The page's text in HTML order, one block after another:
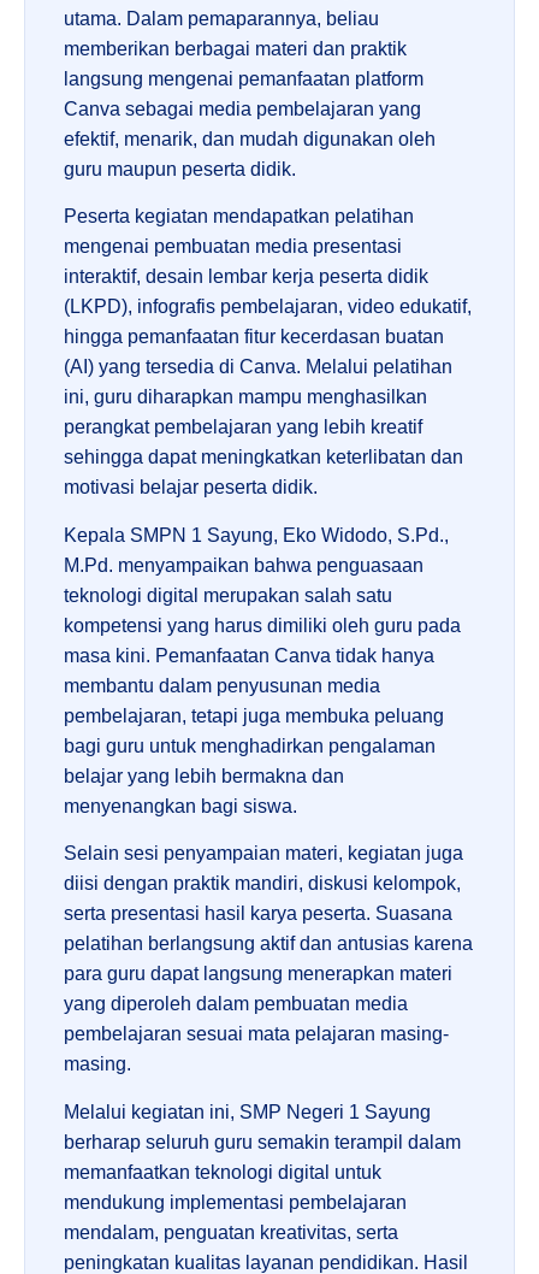
utama. Dalam pemaparannya, beliau
memberikan berbagai materi dan praktik
langsung mengenai pemanfaatan platform
Canva sebagai media pembelajaran yang
efektif, menarik, dan mudah digunakan oleh
guru maupun peserta didik.
Peserta kegiatan mendapatkan pelatihan
mengenai pembuatan media presentasi
interaktif, desain lembar kerja peserta didik
(LKPD), infografis pembelajaran, video edukatif,
hingga pemanfaatan fitur kecerdasan buatan
(AI) yang tersedia di Canva. Melalui pelatihan
ini, guru diharapkan mampu menghasilkan
perangkat pembelajaran yang lebih kreatif
sehingga dapat meningkatkan keterlibatan dan
motivasi belajar peserta didik.
Kepala SMPN 1 Sayung, Eko Widodo, S.Pd.,
M.Pd. menyampaikan bahwa penguasaan
teknologi digital merupakan salah satu
kompetensi yang harus dimiliki oleh guru pada
masa kini. Pemanfaatan Canva tidak hanya
membantu dalam penyusunan media
pembelajaran, tetapi juga membuka peluang
bagi guru untuk menghadirkan pengalaman
belajar yang lebih bermakna dan
menyenangkan bagi siswa.
Selain sesi penyampaian materi, kegiatan juga
diisi dengan praktik mandiri, diskusi kelompok,
serta presentasi hasil karya peserta. Suasana
pelatihan berlangsung aktif dan antusias karena
para guru dapat langsung menerapkan materi
yang diperoleh dalam pembuatan media
pembelajaran sesuai mata pelajaran masing-
masing.
Melalui kegiatan ini, SMP Negeri 1 Sayung
berharap seluruh guru semakin terampil dalam
memanfaatkan teknologi digital untuk
mendukung implementasi pembelajaran
mendalam, penguatan kreativitas, serta
peningkatan kualitas layanan pendidikan. Hasil